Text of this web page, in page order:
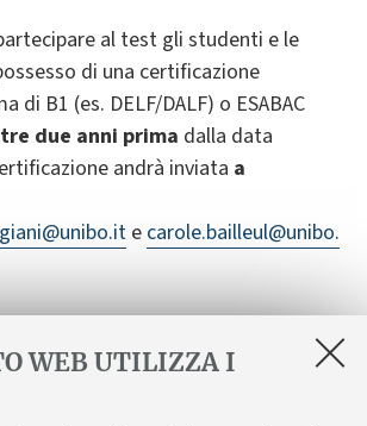
WEB UTILIZZA I
al test gli studenti e le
di una certificazione
di B1 (es. DELF/DALF) o ESABAC
due anni prima dalla data
andrà inviata a
e carole.bailleul@unibo.
e coloro che non hanno
accesso a settembre potranno